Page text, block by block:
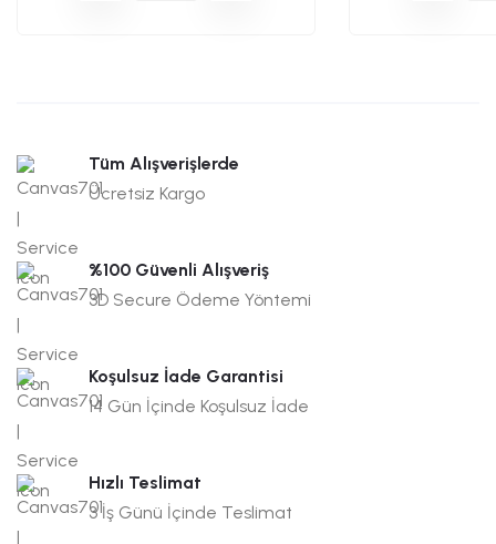
Tüm Alışverişlerde
Ücretsiz Kargo
%100 Güvenli Alışveriş
3D Secure Ödeme Yöntemi
Koşulsuz İade Garantisi
14 Gün İçinde Koşulsuz İade
Hızlı Teslimat
3 İş Günü İçinde Teslimat